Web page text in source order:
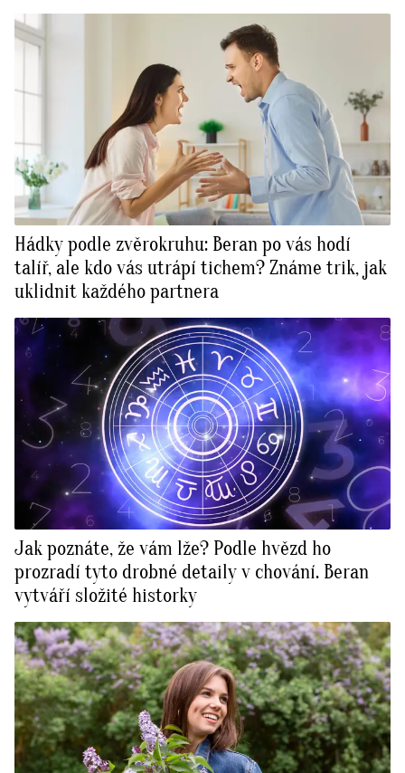
Hádky podle zvěrokruhu: Beran po vás hodí
talíř, ale kdo vás utrápí tichem? Známe trik, jak
uklidnit každého partnera
Jak poznáte, že vám lže? Podle hvězd ho
prozradí tyto drobné detaily v chování. Beran
vytváří složité historky